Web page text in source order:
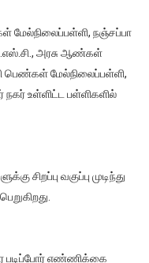
மேல்நிலைப்பள்ளி, நஞ்சப்பா
அரசு ஆண்கள்
பெண்கள் மேல்நிலைப்பள்ளி,
உள்ளிட்ட பள்ளிகளில்
சிறப்பு வகுப்பு முடிந்து
படிப்போர் எண்ணிக்கை